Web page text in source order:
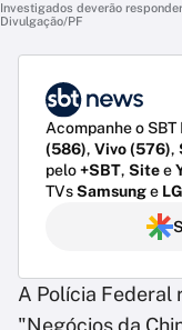
Investigados deverão
Divulgação/PF
Acompanhe o
(586), Vivo (576),
pelo+SBT, Sitee
TVsSamsunge LG
A Polícia Federal